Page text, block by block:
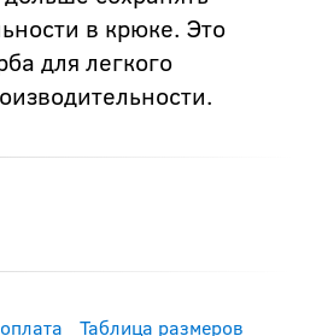
в крюке. Это
для легкого
Таблица размеров